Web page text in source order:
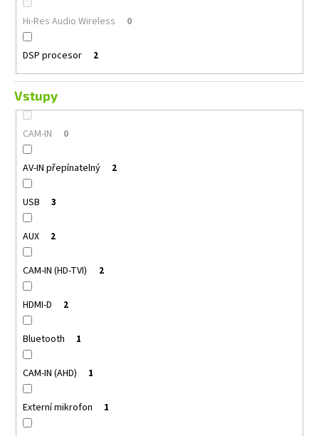
Hi-Res Audio Wireless 0
DSP procesor 2
Vstupy
CAM-IN 0
AV-IN přepínatelný 2
USB 3
AUX 2
CAM-IN (HD-TVI) 2
HDMI-D 2
Bluetooth 1
CAM-IN (AHD) 1
Externí mikrofon 1